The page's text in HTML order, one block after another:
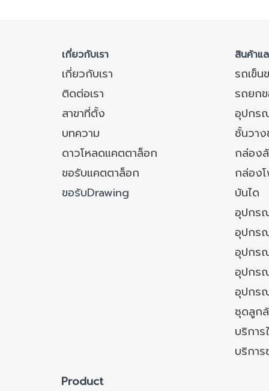
เกี่ยวกับเรา สินค้าแ
เกี่ยวกับเรา
รถเข็น
ติดต่อเรา
รถยก
สาขาที่ตั้ง
อุปกร
บทความ
ชั้นวา
ดาวโหลดแคตตาล็อก
กล่อง
ขอรับแคตตาล็อก
กล่อง
ขอรับDrawing
บันได
อุปกร
อุปกร
อุปกร
อุปกร
อุปกร
ชุดลูก
บริการ
บริกา
Product